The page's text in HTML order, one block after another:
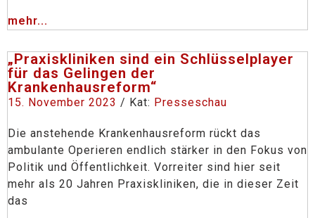
mehr...
„Praxiskliniken sind ein Schlüsselplayer
für das Gelingen der
Krankenhausreform“
15. November 2023 / Kat: Presseschau
Die anstehende Krankenhausreform rückt das
ambulante Operieren endlich stärker in den Fokus von
Politik und Öffentlichkeit. Vorreiter sind hier seit
mehr als 20 Jahren Praxiskliniken, die in dieser Zeit
das